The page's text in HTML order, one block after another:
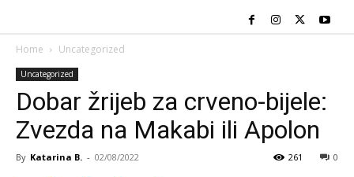
Home Uncategorized
Uncategorized
Dobar žrijeb za crveno-bijele:
Zvezda na Makabi ili Apolon
By Katarina B. - 02/08/2022 0
261